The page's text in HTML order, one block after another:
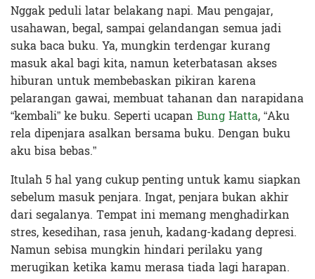
Nggak peduli latar belakang napi. Mau pengajar,
usahawan, begal, sampai gelandangan semua jadi
suka baca buku. Ya, mungkin terdengar kurang
masuk akal bagi kita, namun keterbatasan akses
hiburan untuk membebaskan pikiran karena
pelarangan gawai, membuat tahanan dan narapidana
“kembali” ke buku. Seperti ucapan Bung Hatta, “Aku
rela dipenjara asalkan bersama buku. Dengan buku
aku bisa bebas.”
Itulah 5 hal yang cukup penting untuk kamu siapkan
sebelum masuk penjara. Ingat, penjara bukan akhir
dari segalanya. Tempat ini memang menghadirkan
stres, kesedihan, rasa jenuh, kadang-kadang depresi.
Namun sebisa mungkin hindari perilaku yang
merugikan ketika kamu merasa tiada lagi harapan.